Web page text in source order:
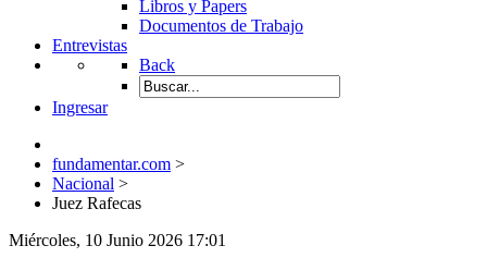
Libros y Papers
Documentos de Trabajo
Entrevistas
Back
Ingresar
fundamentar.com >
Nacional >
Juez Rafecas
Miércoles, 10 Junio 2026 17:01